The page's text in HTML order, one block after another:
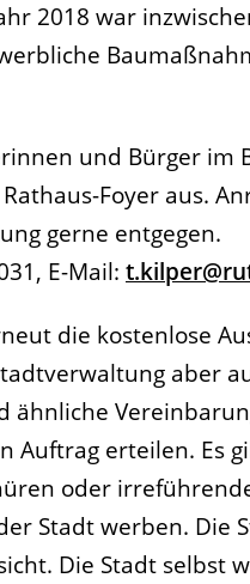
2018 war
und Bürger im
Foyer aus.
gerne entgegen.
E-Mail:
die kostenlose
aber
ähnliche
Auftrag erteilen. Es
oder
Stadt werben. Die
Die Stadt selbst